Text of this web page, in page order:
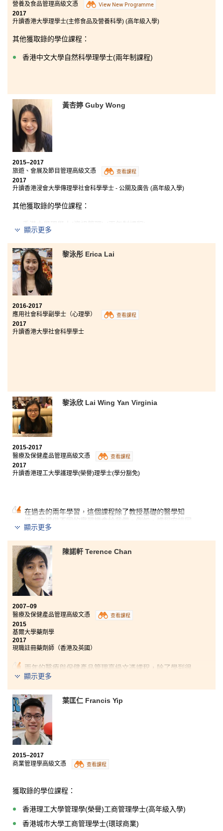
營養及食品管理高級文憑 View New Programme
2017
升讀香港大學理學士(主修食品及營養科學) (高年級入學)
其他獲取錄的學位課程：
香港中文大學自然科學理學士(兩年制課程)
黃杏婷 Guby Wong
2015–2017
旅遊、會展及節目管理高級文憑
查看課程
2017
升讀香港浸會大學傳理學社會科學學士 - 公關及廣告 (高年級入學)
其他獲取錄的學位課程：
香港城市大學文學士(數碼電視與廣播) (高年級入學)
香港城市大學工商管理學士(商業營運管理) (高年級入學)
顯示更多
黎泳彤 Erica Lai
2016-2017
應用社會科學副學士（心理學）
查看課程
2017
升讀香港大學社會科學學士
黎泳欣 Lai Wing Yan Virginia
2015-2017
醫療及保健產品管理高級文憑
查看課程
2017
升讀香港理工大學護理學(榮譽)理學士(學分豁免)
在過去的兩年學習，這個課程除了教授基礎的醫學知
識，亦提供不同的實習機會給我們。例如，課程安排同
學到訪台灣屏東大仁科技大學及進行研習，還有機會於
科學和醫護相關，有助我認清方向，確定我要成為專業
護士的目標。此外，講師們具豐富經驗亦十分關心同
學，常常耐心解答我們的升學問題，並提供適切的建議
和幫助。
顯示更多
陳諾軒 Terence Chan
2007–09
醫療及保健產品管理高級文憑
查看課程
2015
基爾大學藥劑學
2017
現職註冊藥劑師（香港及英國）
兩年的醫療與保健產品管理高級文憑課程，除了學到很
多有關的專業知識外，最令我不捨和感動的是認識了多
和留意班上每一位學生的學習進度，並主動協助我們解
決學習過程中遇到的困難。講師們教學靈活生動，經常
使用不同的教學方式來提高我們的讀書興趣，令學習內
容不再沉重冗長。
顯示更多
葉匡仁 Francis Yip
2015–2017
商業管理學高級文憑
查看課程
獲取錄的學位課程：
香港理工大學管理學(榮譽)工商管理學士(高年級入學)
香港城市大學工商管理學士(環球商業)